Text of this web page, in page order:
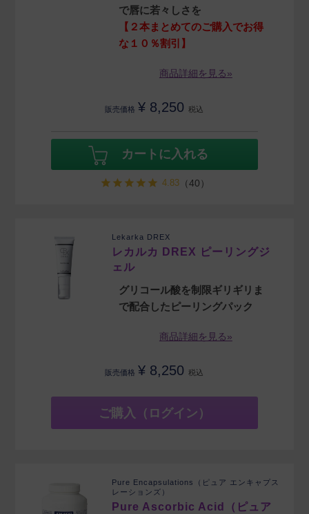
で唇に若々しさを
【２本まとめてのご購入でお得
な１０％割引】
商品詳細を見る»
販売価格 ¥ 8,250 税込
カートに入れる
4.83（40）
Lekarka DREX
レカルカ DREX ピーリングジ
ェル
グリコール酸を制限ギリギリま
で配合したピーリングパック
商品詳細を見る»
販売価格 ¥ 8,250 税込
ご購入（ログイン）
Pure Encapsulations（ピュア エンキャプス
レーションズ）
Pure Ascorbic Acid（ピュア